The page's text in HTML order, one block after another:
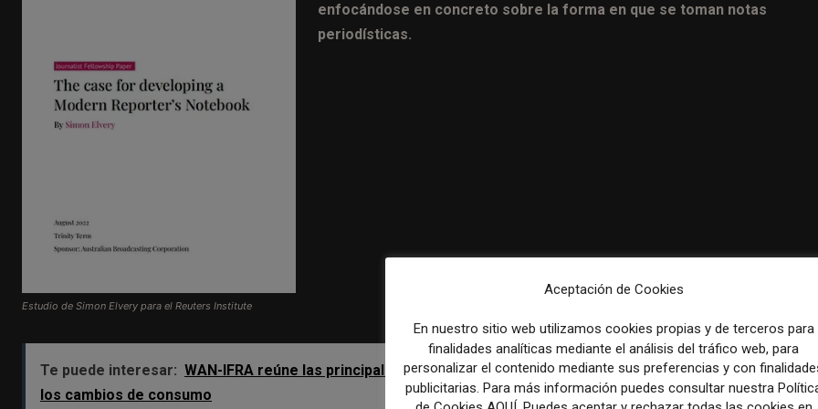
Estudio de Simon Elvery para el Reuters Institute
enfocándose en concreto sobre la forma en que se toman notas
periodísticas.
Te puede interesar: WAN-IFRA reúne las principales estrategias de los medios ante la IA, la pérdida de ingresos
los cambios de consumo
Aceptación de Cookies
En nuestro sitio web utilizamos cookies propias y de terceros para
finalidades analíticas mediante el análisis del tráfico web, para
personalizar el contenido mediante sus preferencias y con
publicitarias. Para más información puedes consultar nuestra